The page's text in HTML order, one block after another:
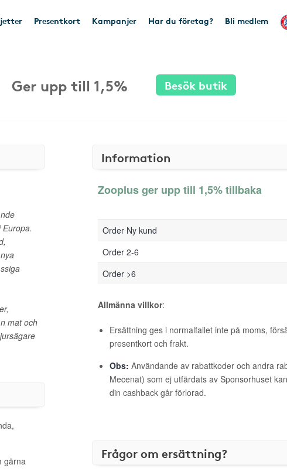
Presentkort Kampanjer Har du företag? Bli medlem
Ger upp till 1,5% Besök butik
mat och
gärna
Information
Zooplus ger upp till 1,5% tillbaka
Order Ny kund
Order 2-6
Order >6
Allmänna villkor:
Ersättning ges i normalfallet inte på moms,
presentkort och frakt.
Obs: Användande av rabattkoder och andra
Mecenat) som ej utfärdats av Sponsorhuset
din cashback går förlorad.
Frågor om ersättning?